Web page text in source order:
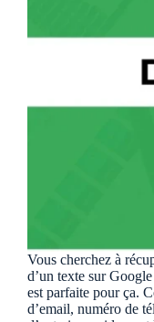
Vous cherchez à
d’un texte sur
est parfaite pour ça.
d’email, numéro de